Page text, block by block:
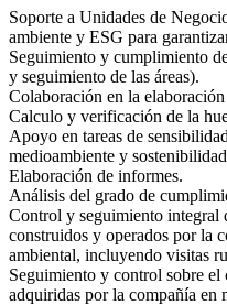
Soporte a Unidades de
ambiente y ESG para
Seguimiento y cumplimiento
y seguimiento de las áreas).
Colaboración en la
Calculo y verificación de la
Apoyo en tareas de
medioambiente y
Elaboración de informes.
Análisis del grado de
Control y seguimiento integral
construidos y operados por la
ambiental, incluyendo visitas
Seguimiento y control sobre
adquiridas por la compañía en